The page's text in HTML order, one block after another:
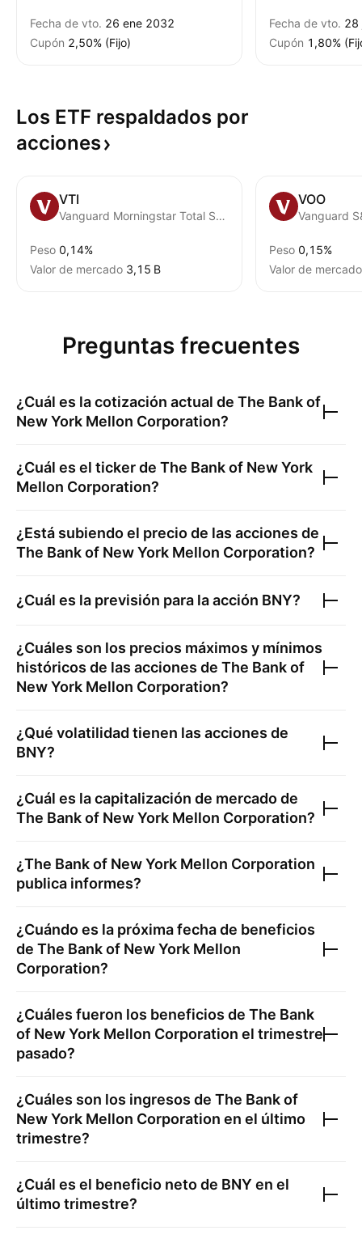
Fecha de vto. 26 ene 2032
Cupón 2,50% (Fijo)
Fecha de vto. 28
Cupón 1,80%
Los ETF respaldados por
acciones
VTI
Vanguard Morningstar Total Stock Market ETF
Peso 0,14%
Valor de mercado ‪3,15 B‬
VOO
Vanguard
Peso 0,15%
Valor de mercado
Preguntas frecuentes
¿Cuál es la cotización actual de The Bank of
New York Mellon Corporation?
¿Cuál es el ticker de The Bank of New York
Mellon Corporation?
¿Está subiendo el precio de las acciones de
The Bank of New York Mellon Corporation?
¿Cuál es la previsión para la acción BNY?
¿Cuáles son los precios máximos y mínimos
históricos de las acciones de The Bank of
New York Mellon Corporation?
¿Qué volatilidad tienen las acciones de
BNY?
¿Cuál es la capitalización de mercado de
The Bank of New York Mellon Corporation?
¿The Bank of New York Mellon Corporation
publica informes?
¿Cuándo es la próxima fecha de beneficios
de The Bank of New York Mellon
Corporation?
¿Cuáles fueron los beneficios de The Bank
of New York Mellon Corporation el trimestre
pasado?
¿Cuáles son los ingresos de The Bank of
New York Mellon Corporation en el último
trimestre?
¿Cuál es el beneficio neto de BNY en el
último trimestre?